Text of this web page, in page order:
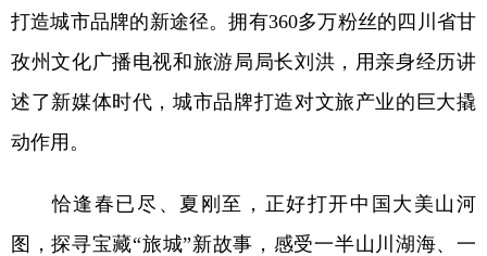
浙江 安徽 福建 江西
山东 河南 湖北 湖南
广东 广西 海南 重庆
四川
陕西 青海 宁夏
新疆 内蒙古 黑龙江
打造城市品牌的新途径。拥有360多万粉丝的四川省甘
孜州文化广播电视和旅游局局长刘洪，用亲身经历讲
述了新媒体时代，城市品牌打造对文旅产业的巨大撬
动作用。
恰逢春已尽、夏刚至，正好打开中国大美山河
图，探寻宝藏“旅城”新故事，感受一半山川湖海、一